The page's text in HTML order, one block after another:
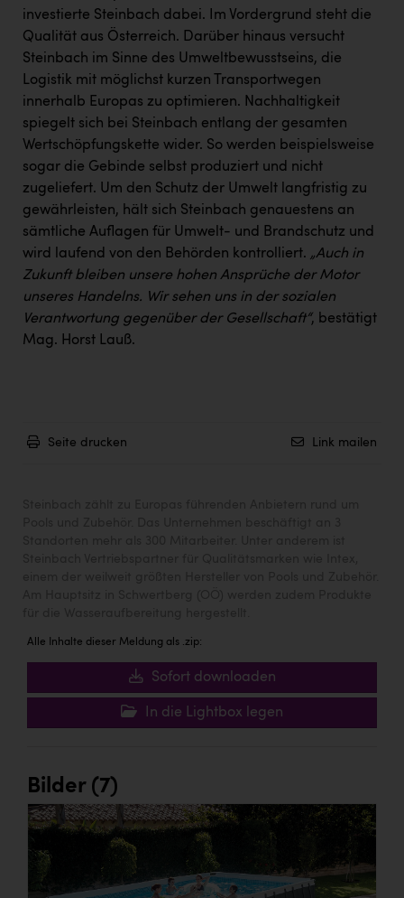
investierte Steinbach dabei. Im Vordergrund steht die
Qualität aus Österreich. Darüber hinaus versucht
Steinbach im Sinne des Umweltbewusstseins, die
Logistik mit möglichst kurzen Transportwegen
innerhalb Europas zu optimieren. Nachhaltigkeit
spiegelt sich bei Steinbach entlang der gesamten
Wertschöpfungskette wider. So werden beispielsweise
sogar die Gebinde selbst produziert und nicht
zugeliefert. Um den Schutz der Umwelt langfristig zu
gewährleisten, hält sich Steinbach genauestens an
sämtliche Auflagen für Umwelt- und Brandschutz und
wird laufend von den Behörden kontrolliert. „Auch in
Zukunft bleiben unsere hohen Ansprüche der Motor
unseres Handelns. Wir sehen uns in der sozialen
Verantwortung gegenüber der Gesellschaft“, bestätigt
Mag. Horst Lauß.
Seite drucken Link mailen
Alle Inhalte dieser Meldung als .zip:
Sofort downloaden
In die Lightbox legen
Bilder (7)